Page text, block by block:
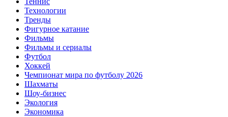
Технологии
Тренды
Фигурное катание
Фильмы
Фильмы и сериалы
Футбол
Хоккей
Чемпионат мира по футболу 2026
Шахматы
Шоу-бизнес
Экология
Экономика